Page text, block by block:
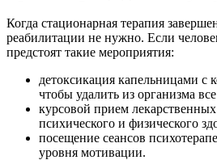
Когда стационарная терапия
реабилитации не нужно. Если
предстоят такие мероприятия:
детоксикация капельницами с
чтобы удалить из организма
курсовой прием
психического и физического
посещение сеансов
уровня мотивации.